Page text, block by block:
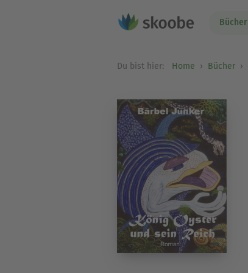
Bücher
Du bist hier: Home Bücher